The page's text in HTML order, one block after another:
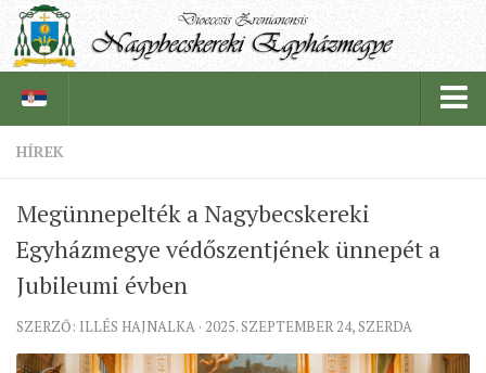
PÜSPÖK
TÖRTÉNELEM
EGYHÁZI INTÉZMÉNYEINK
EGYHÁZMEGYEI LEVÉLTÁR
HÍREK
Megünnepelték a Nagybecskereki
Egyházmegye védőszentjének ünnepét a
Jubileumi évben
SZERZŐ: ILLÉS HAJNALKA · 2025. SZEPTEMBER 24, SZERDA